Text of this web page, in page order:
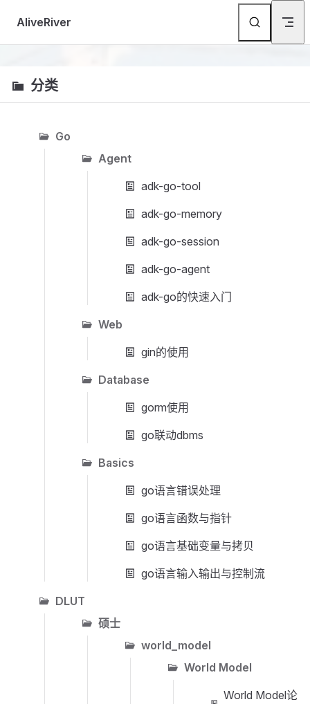
Skip to content
AliveRiver
分类
Go
Agent
adk-go-tool
adk-go-memory
adk-go-session
adk-go-agent
adk-go的快速入门
Web
gin的使用
Database
gorm使用
go联动dbms
Basics
go语言错误处理
go语言函数与指针
go语言基础变量与拷贝
go语言输入输出与控制流
DLUT
硕士
world_model
World Model
World Model论